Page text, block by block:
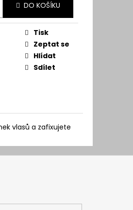
DO KOŠÍKU
Tisk
Zeptat se
Hlídat
Sdílet
vlasů a zafixujete